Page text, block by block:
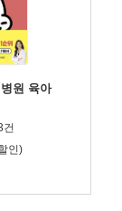
원 육아
건
인)